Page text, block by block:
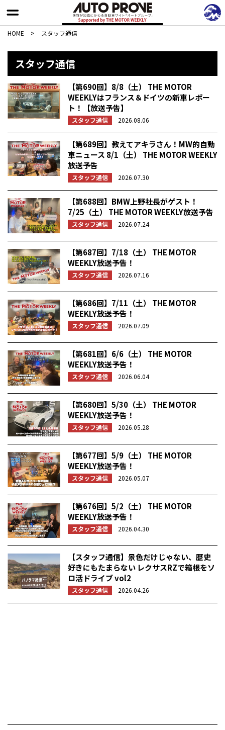
HOME > スタッフ通信
スタッフ通信
【第690回】8/8（土） THE MOTOR
WEEKLYはフランス＆ドイツの新車レポー
ト！【放送予告】
スタッフ通信 2026.08.06
【第689回】教えてアキラさん！MW的自動
車ニュース 8/1（土） THE MOTOR WEEKLY
放送予告
スタッフ通信 2026.07.30
【第688回】BMW上野社長がゲスト！
7/25（土） THE MOTOR WEEKLY放送予告
スタッフ通信 2026.07.24
【第687回】7/18（土） THE MOTOR
WEEKLY放送予告！
スタッフ通信 2026.07.16
【第686回】7/11（土） THE MOTOR
WEEKLY放送予告！
スタッフ通信 2026.07.09
【第681回】6/6（土） THE MOTOR
WEEKLY放送予告！
スタッフ通信 2026.06.04
【第680回】5/30（土） THE MOTOR
WEEKLY放送予告！
スタッフ通信 2026.05.28
【第677回】5/9（土） THE MOTOR
WEEKLY放送予告！
スタッフ通信 2026.05.07
【第676回】5/2（土） THE MOTOR
WEEKLY放送予告！
スタッフ通信 2026.04.30
【スタッフ通信】景色だけじゃない、歴史
好きにもたまらない レクサスRZで箱根をソ
ロ活ドライブ vol2
スタッフ通信 2026.04.26